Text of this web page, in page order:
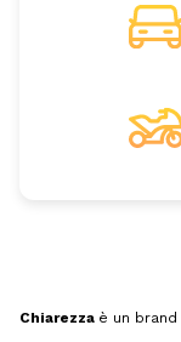
Chiarezza è un